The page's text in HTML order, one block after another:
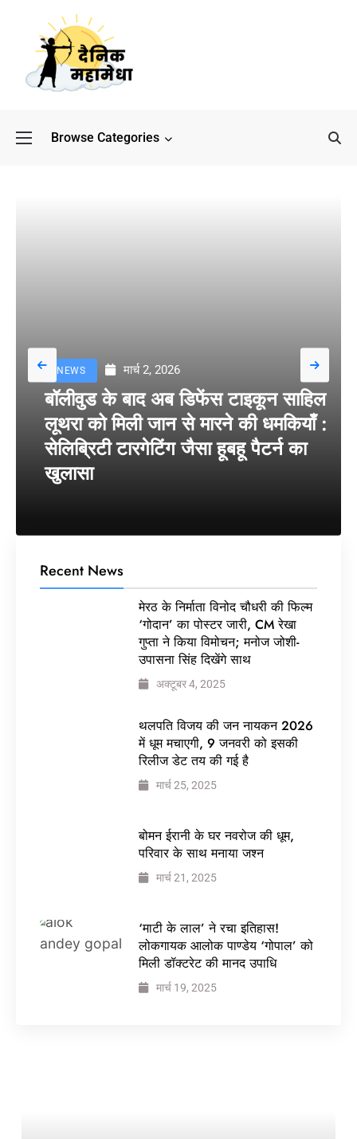
Browse Categories
NEWS मार्च 2, 2026
बॉलीवुड के बाद अब डिफेंस टाइकून साहिल
लूथरा को मिली जान से मारने की धमकियाँ :
सेलिब्रिटी टारगेटिंग जैसा हूबहू पैटर्न का
खुलासा
Recent News
मेरठ के निर्माता विनोद चौधरी की फिल्म
‘गोदान’ का पोस्टर जारी, CM रेखा
गुप्ता ने किया विमोचन; मनोज जोशी-
उपासना सिंह दिखेंगे साथ
अक्टूबर 4, 2025
थलपति विजय की जन नायकन 2026
में धूम मचाएगी, 9 जनवरी को इसकी
रिलीज डेट तय की गई है
मार्च 25, 2025
बोमन ईरानी के घर नवरोज की धूम,
परिवार के साथ मनाया जश्न
मार्च 21, 2025
‘माटी के लाल’ ने रचा इतिहास!
लोकगायक आलोक पाण्डेय ‘गोपाल’ को
मिली डॉक्टरेट की मानद उपाधि
मार्च 19, 2025